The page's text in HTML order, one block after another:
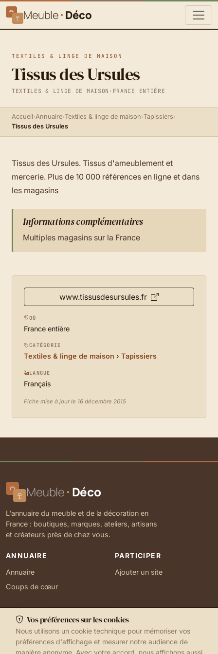
Meuble Déco
TEXTILES & LINGE DE MAISON
Tissus des Ursules
TEXTILES & LINGE DE MAISON · FRANCE ENTIÈRE
Accueil›Annuaire›Textiles & linge de maison›Tapissiers›
Tissus des Ursules
Tissus des Ursules. Tissus d'ameublement et
mercerie. Plus de 10 000 références en ligne et dans
les magasins
Informations complémentaires
Multiples magasins sur la France
www.tissusdesursules.fr
OÙ
France entière
CATÉGORIE
Textiles & linge de maison › Tapissiers
LANGUE
Français
Fiche mise à jour le 16 décembre 2015
Meuble Déco
L'annuaire du meuble et de la décoration en
France : boutiques, marques, ateliers, artisans
et créateurs près de chez vous.
ANNUAIRE
Annuaire
Coups de cœur
PARTICIPER
Ajouter un site
PRATIQUE
Ma localisation
Gérer mes cookies
INFORMATIONS
Contact
Vos préférences sur les cookies
Nous utilisons un cookie technique pour mémoriser vos
préférences d'affichage et mesurer notre audience de
manière anonyme. Avec votre accord, nous affichons aussi